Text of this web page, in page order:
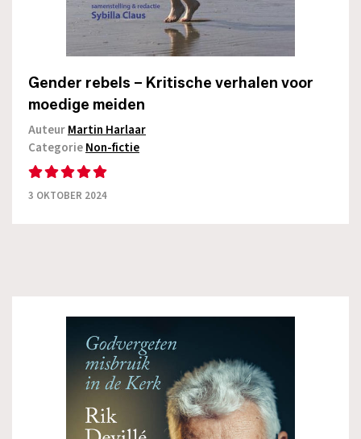
Gender rebels – Kritische verhalen voor
moedige meiden
AuteurMartin Harlaar
CategorieNon-fictie
3 OKTOBER 2024